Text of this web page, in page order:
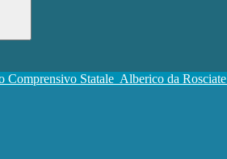
Comprensivo Statale Alberico da Rosciate